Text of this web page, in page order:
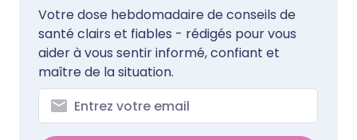
Votre dose hebdomadaire de conseils de
santé clairs et fiables - rédigés pour vous
aider à vous sentir informé, confiant et
maître de la situation.